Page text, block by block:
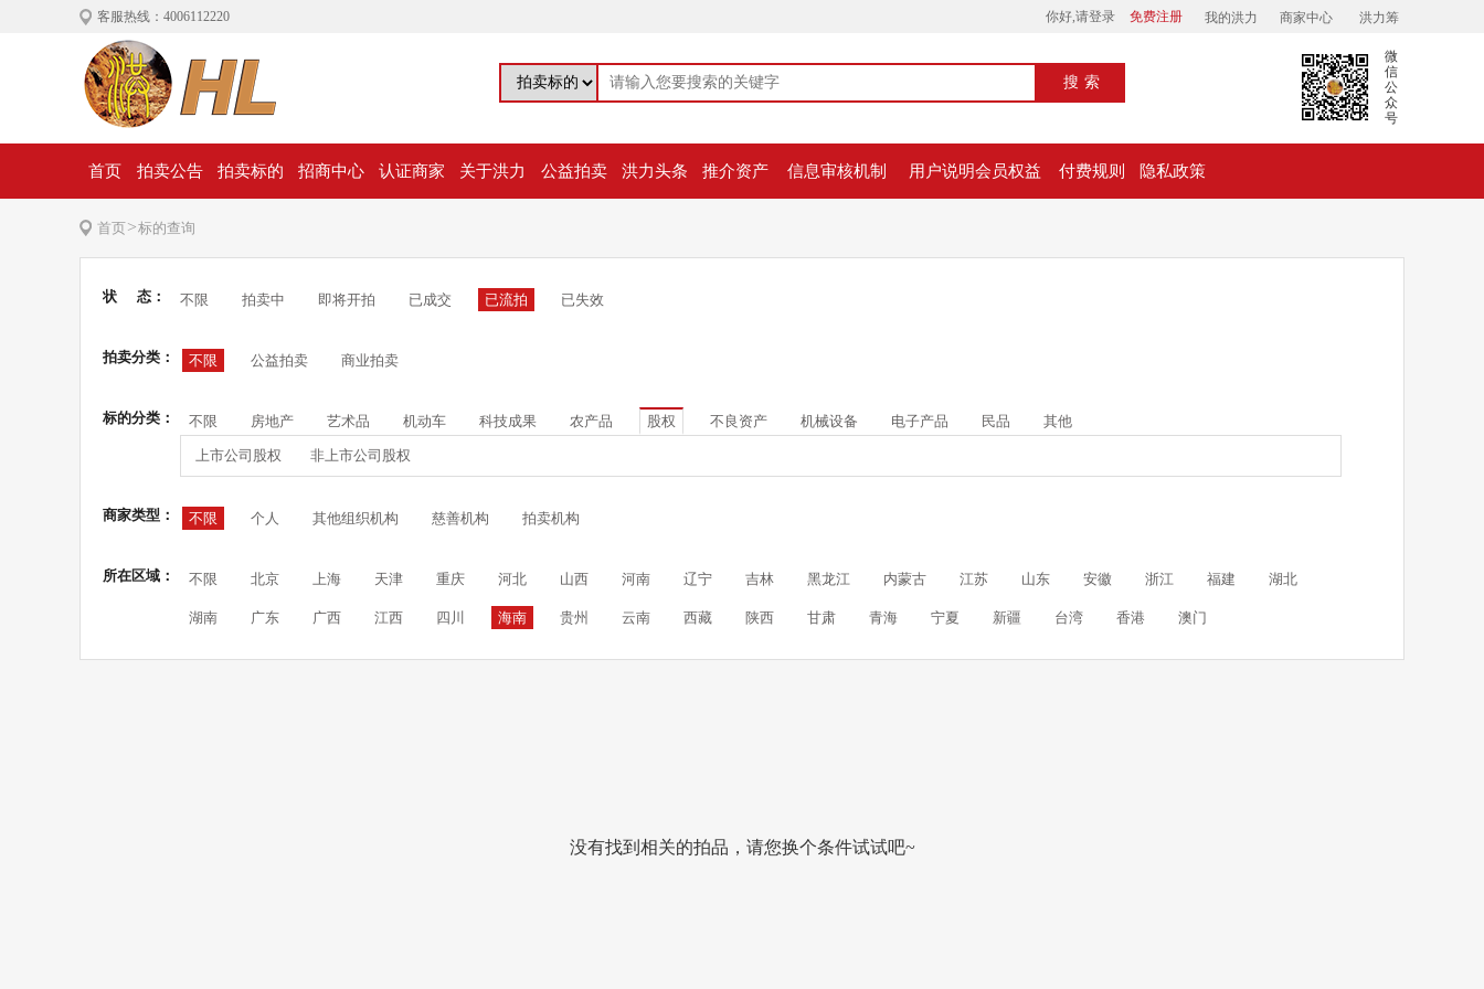
客服热线：4006112220 你好,请登录 免费注册 我的洪力 商家中心 洪力筹
搜索
微
信
公
众
号
首页 拍卖公告 拍卖标的 招商中心 认证商家 关于洪力 公益拍卖 洪力头条 推介资产 信息审核机制 用户说明会员权益 付费规则 隐私政策
首页>标的查询
状 态： 不限 拍卖中 即将开拍 已成交 已流拍 已失效
拍卖分类： 不限 公益拍卖 商业拍卖
标的分类： 不限 房地产 艺术品 机动车 科技成果 农产品 股权 不良资产 机械设备 电子产品 民品 其他
上市公司股权 非上市公司股权
商家类型： 不限 个人 其他组织机构 慈善机构 拍卖机构
所在区域： 不限 北京 上海 天津 重庆 河北 山西 河南 辽宁 吉林 黑龙江 内蒙古 江苏 山东 安徽 浙江 福建 湖北
湖南 广东 广西 江西 四川 海南 贵州 云南 西藏 陕西 甘肃 青海 宁夏 新疆 台湾 香港 澳门
没有找到相关的拍品，请您换个条件试试吧~